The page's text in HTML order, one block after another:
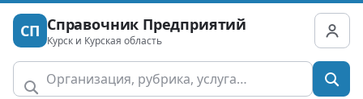
СП Справочник Предприятий
Курск и Курская область